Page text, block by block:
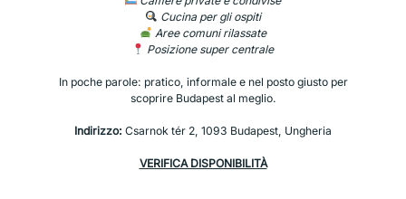
Cucina per gli ospiti
Aree comuni rilassate
Posizione super centrale
In poche parole: pratico, informale e nel posto giusto per
scoprire Budapest al meglio.
Indirizzo: Csarnok tér 2, 1093 Budapest, Ungheria
VERIFICA DISPONIBILITÀ